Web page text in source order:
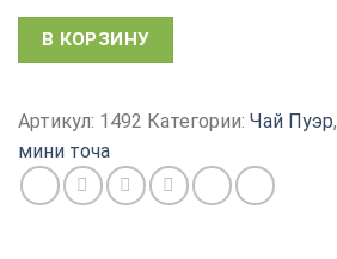
Количество
Пуэра
Жасмином,
В КОРЗИНУ
Артикул: 1492 Категории: Чай Пуэр,
мини точа